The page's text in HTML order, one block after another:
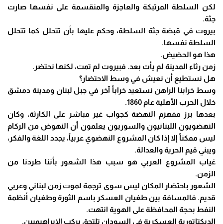
لكن السلطة المرتبكة والعاجزة والمنقسمة على نفسها صارت
جثة.
بيروت في قبضة جثة السلطة، وحكم عليها بأن تتحلل كما تتحلل
السلطة نفسها.
هذا هو الحضيض.
زمن رثاء المدينة لم يأت بعد. فبيروت لم تمت، لكنها نحتضر.
هل نستطيع أن نعيش في وسط الاحتضار؟
وسط خرابنا الراهن نستعيد خراباً آخر في جبل لبنان ومدينة دمشق
خلال الحرب الأهلية عام 1860.
بعدها برز مفهزم النهضة كجواب غير مباشر على الكارثة، وكان
النهضويون اللبنانيون والسوريون يعلمون أن النهوض من الركام
ليس ممكناً إلا إذا كان المشروع النهضوي عربياً، يجدد اللغة والفكر،
ويبني قيم الحرية والعدالة.
غياب المشروع العربي هو سبب هذا الشعور بأننا طردنا من
الزمن.
الشعور باحتضار المكان ليس سوى ترجمة لموت زمن لبناني وعربي
قديم. فالمسافة بين طغيان العسكر باسم الثورة وطغيان أنظمة
النفط بحجة المحافظة على الهوية انتهت.
الديكتاتورية العسكرية في السودان تلتحق بركب الإبراهيميين.